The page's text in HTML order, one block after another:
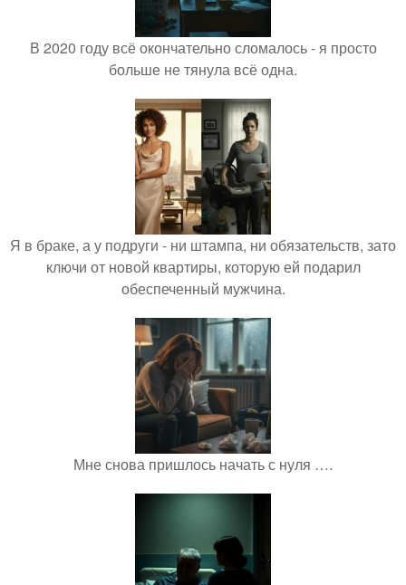
В 2020 году всё окончательно сломалось - я просто
больше не тянула всё одна.
Я в браке, а у подруги - ни штампа, ни обязательств, зато
ключи от новой квартиры, которую ей подарил
обеспеченный мужчина.
Мне снова пришлось начать с нуля ….